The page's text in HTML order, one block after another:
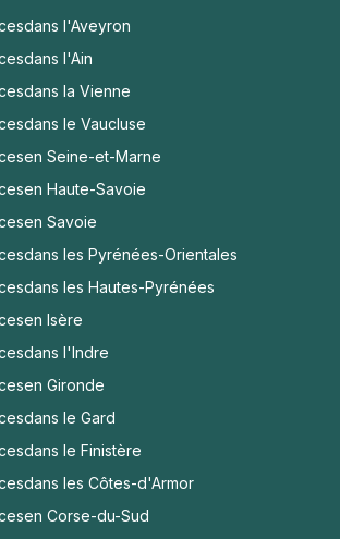
dans l'Aveyron
dans l'Ain
dans la Vienne
dans le Vaucluse
en Seine-et-Marne
en Haute-Savoie
en Savoie
dans les Pyrénées-Orientales
dans les Hautes-Pyrénées
en Isère
dans l'Indre
en Gironde
dans le Gard
dans le Finistère
dans les Côtes-d'Armor
en Corse-du-Sud